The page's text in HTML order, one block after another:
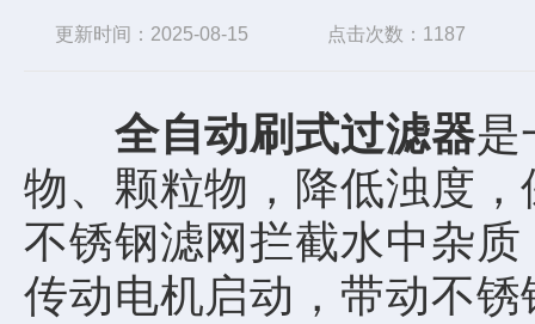
更新时间：2025-08-15 点击次数：1187
全自动刷式过滤器是
物、颗粒物，降低浊度
不锈钢滤网拦截水中杂
传动电机启动，带动不